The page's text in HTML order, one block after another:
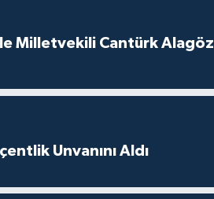
Milletvekili Cantürk Alagöz
Unvanını Aldı